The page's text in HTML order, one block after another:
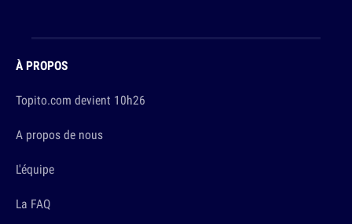
À PROPOS
Topito.com devient 10h26
A propos de nous
L'équipe
La FAQ